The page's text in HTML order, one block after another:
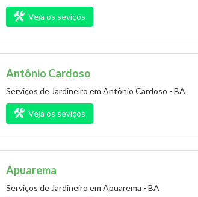
Veja os seviços
Antônio Cardoso
Serviços de Jardineiro em Antônio Cardoso - BA
Veja os seviços
Apuarema
Serviços de Jardineiro em Apuarema - BA